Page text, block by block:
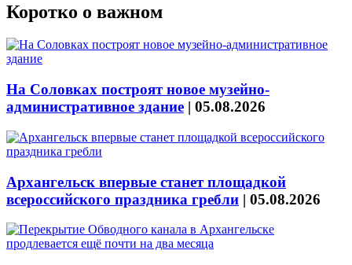
Коротко о важном
На Соловках построят новое музейно-
административное здание | 05.08.2026
Архангельск впервые станет площадкой
всероссийского праздника гребли | 05.08.2026